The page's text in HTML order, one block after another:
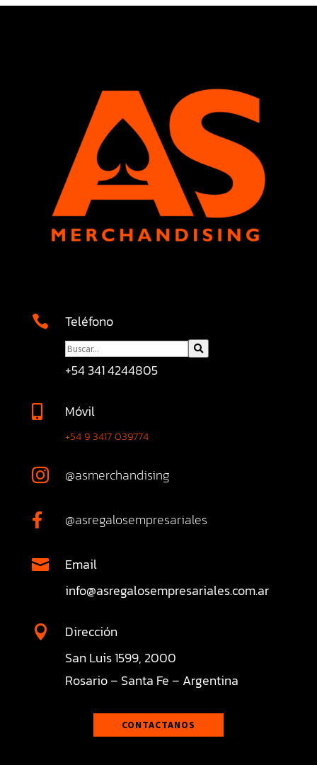
 Teléfono
+54 341 4244805
 Móvil
+54 9 3417 039774
 @asmerchandising
 @asregalosempresariales

Email
info@asregalosempresariales.com.ar

Dirección
San Luis 1599, 2000
Rosario – Santa Fe – Argentina
CONTACTANOS